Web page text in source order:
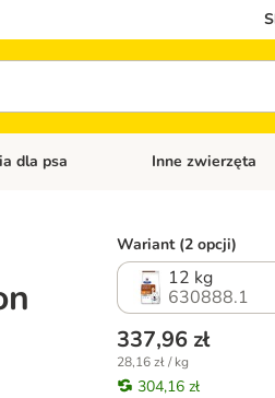
kategorii: Karma dla psa
dla psa Otwórz menu
Inne zwierzęta
Wariant (2 opcji)
12 kg
630888.1
337,96 zł
28,16 zł / kg
304,16 zł